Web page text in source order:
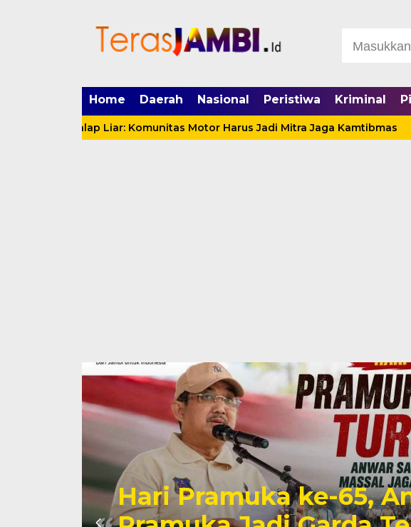
Home Daerah Nasional Peristiwa Kriminal
Balap Liar: Komunitas Motor Harus Jadi Mitra Jaga Kamtibmas
Hari Pramuka ke-65,